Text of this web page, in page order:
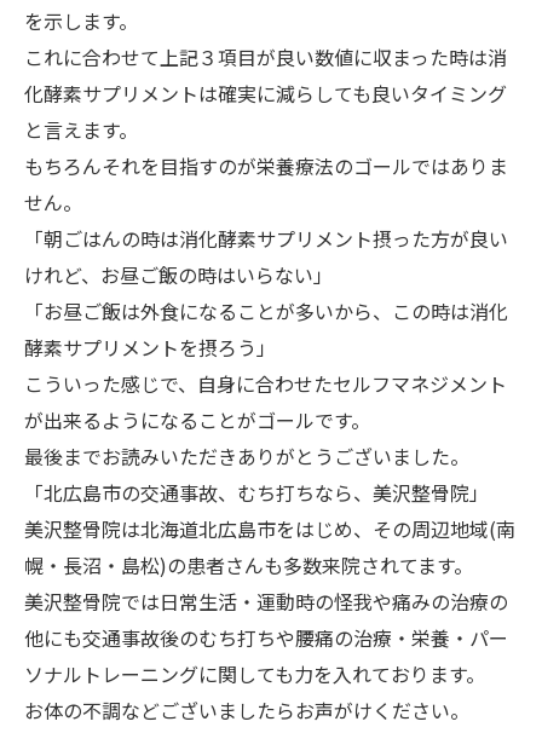
を示します。
これに合わせて上記３項目が良い数値に収まった時は消
化酵素サプリメントは確実に減らしても良いタイミング
と言えます。
もちろんそれを目指すのが栄養療法のゴールではありま
せん。
「朝ごはんの時は消化酵素サプリメント摂った方が良い
けれど、お昼ご飯の時はいらない」
「お昼ご飯は外食になることが多いから、この時は消化
酵素サプリメントを摂ろう」
こういった感じで、自身に合わせたセルフマネジメント
が出来るようになることがゴールです。
最後までお読みいただきありがとうございました。
「北広島市の交通事故、むち打ちなら、美沢整骨院」
美沢整骨院は北海道北広島市をはじめ、その周辺地域(南
幌・長沼・島松)の患者さんも多数来院されてます。
美沢整骨院では日常生活・運動時の怪我や痛みの治療の
他にも交通事故後のむち打ちや腰痛の治療・栄養・パー
ソナルトレーニングに関しても力を入れております。
お体の不調などございましたらお声がけください。